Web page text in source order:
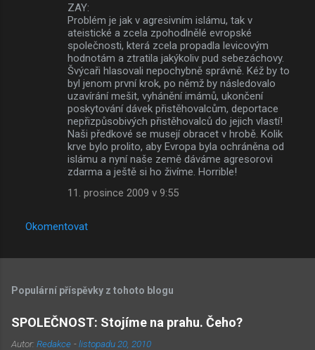
ZAY:
Problém je jak v agresivním islámu, tak v
ateistické a zcela zpohodlnělé evropské
společnosti, která zcela propadla levicovým
hodnotám a ztratila jakýkoliv pud sebezáchovy.
Švýcaři hlasovali nepochybně správně. Kéž by to
byl jenom první krok, po němž by následovalo
uzavírání mešit, vyhánění imámů, ukončení
poskytování dávek přistěhovalcům, deportace
nepřizpůsobivých přistěhovalců do jejich vlastí!
Naši předkové se musejí obracet v hrobě. Kolik
krve bylo prolito, aby Evropa byla ochráněna od
islámu a nyní naše země dáváme agresorovi
zdarma a ještě si ho živíme. Horrible!
11. prosince 2009 v 9:55
Okomentovat
Populární příspěvky z tohoto blogu
SPOLEČNOST: Stojíme na prahu. Čeho?
Autor: Redakce -listopadu 20, 2010